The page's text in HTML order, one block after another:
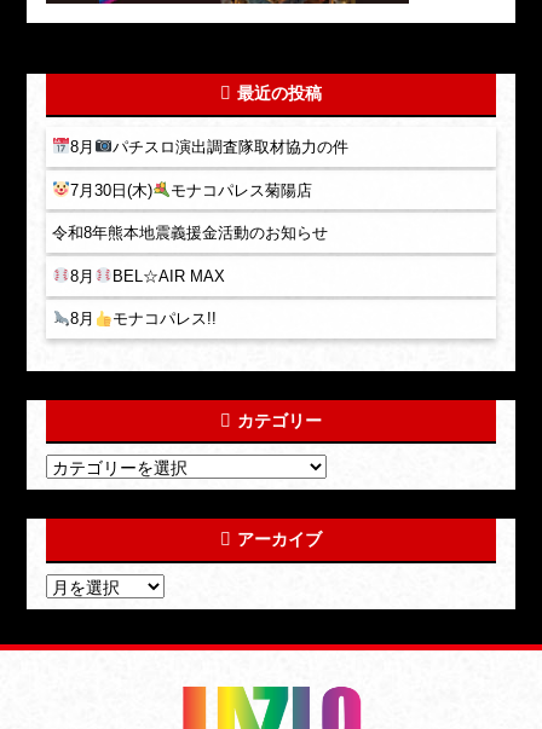
最近の投稿
8月 パチスロ演出調査隊取材協力の件
7月30日(木) モナコパレス菊陽店
令和8年熊本地震義援金活動のお知らせ
8月 BEL☆AIR MAX
8月 モナコパレス!!
カテゴリー
アーカイブ